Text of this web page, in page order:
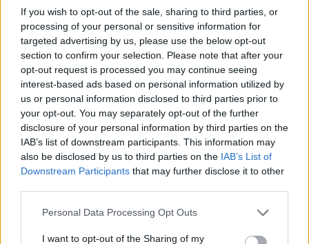
If you wish to opt-out of the sale, sharing to third parties, or
processing of your personal or sensitive information for
targeted advertising by us, please use the below opt-out
section to confirm your selection. Please note that after your
opt-out request is processed you may continue seeing
interest-based ads based on personal information utilized by
us or personal information disclosed to third parties prior to
your opt-out. You may separately opt-out of the further
disclosure of your personal information by third parties on the
IAB’s list of downstream participants. This information may
also be disclosed by us to third parties on the IAB’s List of
Downstream Participants that may further disclose it to other
Please note that this website/app uses one or more Google
not limited to your visit or usage behaviour. You may click to
Personal Data Processing Opt Outs
I want to opt-out of the Sharing of my
Η μείωση βάρους προσφέρει πολλαπλά
πλεονεκτήματα καθώς βελτιώνει την καθημερινή
εργασία του επαγγελματία, καθιστώντας τη δόμηση
ταχύτερη και ευκολότερη, ενώ ταυτόχρονα μειώνει
το κόστος και τις ανάγκες μεταφοράς. Επιπλέον, με
δυνατότητα μεταφοράς περισσότερων προϊόντων ανά
φορτηγό, ελαχιστοποιούνται οι μεταφορές.
Παράλληλα, η ίδια η παραγωγική διαδικασία των
νέων τούβλων έχει βελτιστοποιηθεί, συμβάλλοντας
η ΚΕΒΕ ενισχύει έμπρακτα τον πυλώνα της βιώσιμης
ανάπτυξης που βρίσκεται στο επίκεντρο της